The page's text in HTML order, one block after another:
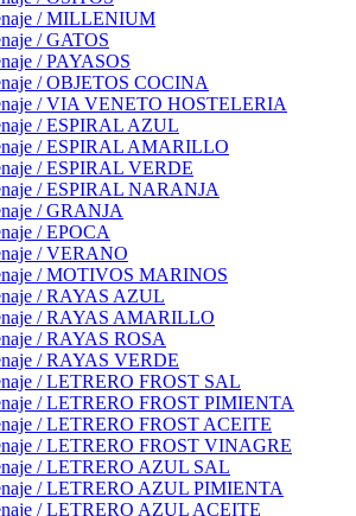
/ MILLENIUM
/ GATOS
/ PAYASOS
/ OBJETOS COCINA
/ VIA VENETO HOSTELERIA
/ ESPIRAL AZUL
/ ESPIRAL AMARILLO
/ ESPIRAL VERDE
/ ESPIRAL NARANJA
/ GRANJA
/ EPOCA
/ VERANO
/ MOTIVOS MARINOS
/ RAYAS AZUL
/ RAYAS AMARILLO
/ RAYAS ROSA
/ RAYAS VERDE
/ LETRERO FROST SAL
/ LETRERO FROST PIMIENTA
/ LETRERO FROST ACEITE
/ LETRERO FROST VINAGRE
/ LETRERO AZUL SAL
/ LETRERO AZUL PIMIENTA
/ LETRERO AZUL ACEITE